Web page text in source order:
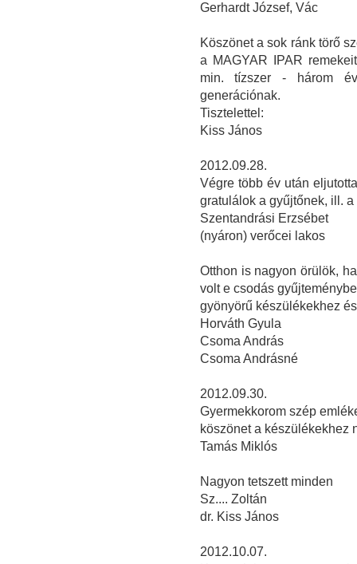
Gerhardt József, Vác
Köszönet a sok ránk törő
a MAGYAR IPAR
min. tízszer - három
generációnak.
Tisztelettel:
Kiss János
2012.09.28.
Végre több év után
gratulálok a gyűjtőnek, ill.
Szentandrási Erzsébet
(nyáron) verőcei lakos
Otthon is nagyon örülök,
volt e csodás
gyönyörű készülékekhez
Horváth Gyula
Csoma András
Csoma Andrásné
2012.09.30.
Gyermekkorom szép
köszönet a készülékekhez
Tamás Miklós
Nagyon tetszett minden
Sz.... Zoltán
dr. Kiss János
2012.10.07.